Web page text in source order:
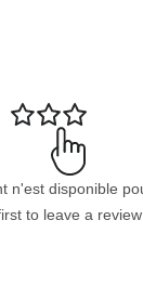
n'est disponible
to leave a